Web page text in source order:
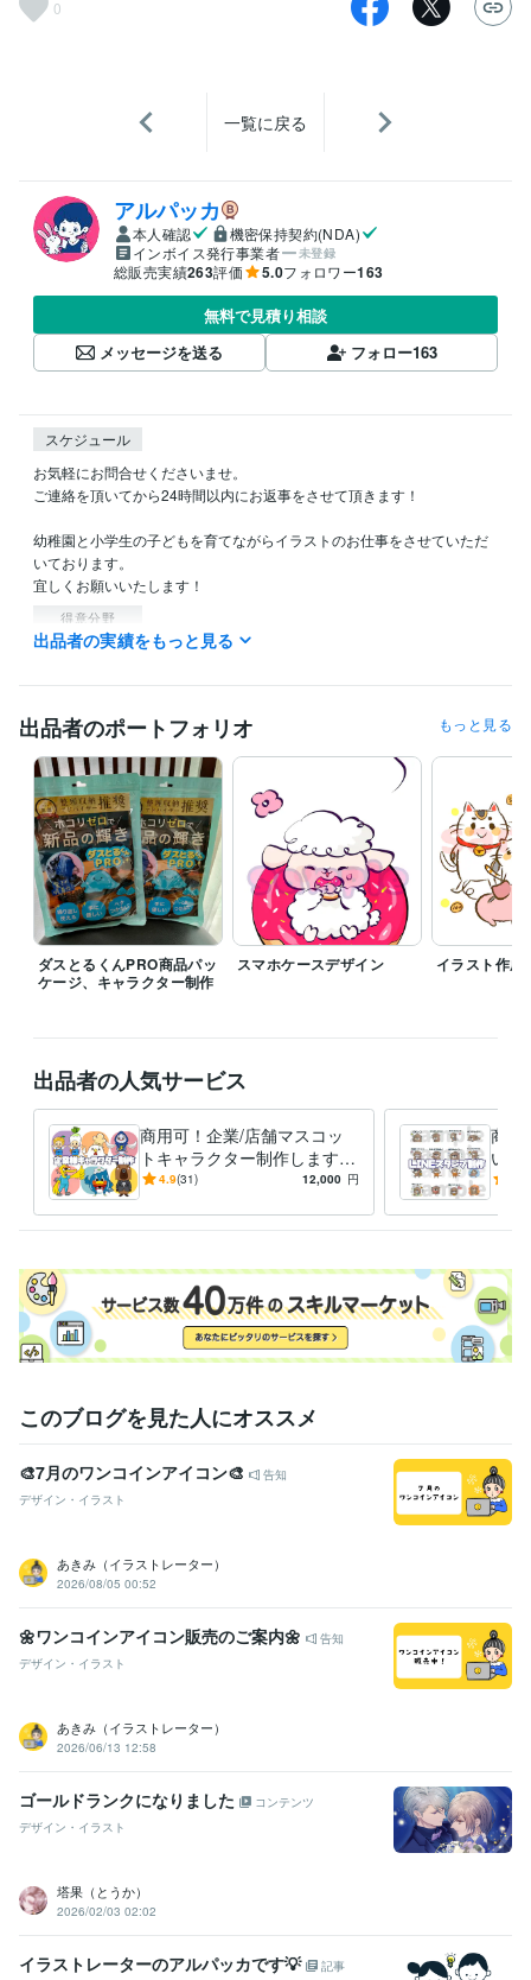
0
一覧に戻る
アルパッカ
本人確認
機密保持契約(NDA)
インボイス発行事業者
未登録
総販売実績263評価 5.0フォロワー163
無料で見積り相談
メッセージを送る
フォロー163
スケジュール
お気軽にお問合せくださいませ。
ご連絡を頂いてから24時間以内にお返事をさせて頂きます！
幼稚園と小学生の子どもを育てながらイラストのお仕事をさせていただ
いております。
宜しくお願いいたします！
得意分野
イラスト作成・漫画制作 ふんわり可愛いイラストを描きます
イラスト アイコン
出品者の実績をもっと見る
出品者のポートフォリオ もっと見る
ダスとるくんPRO商品パッ
ケージ、キャラクター制作
スマホケースデザイン イラスト作成
出品者の人気サービス
商用可！企業/店舗マスコッ
トキャラクター制作します
★ココナラ販売実績260件★
4.9(31) 12,000 円
商用
いス
人・
このブログを見た人にオススメ
🎨7月のワンコインアイコン🎨
告知
デザイン・イラスト
あきみ（イラストレーター）
2026/08/05 00:52
🌼ワンコインアイコン販売のご案内🌼
告知
デザイン・イラスト
あきみ（イラストレーター）
2026/06/13 12:58
ゴールドランクになりました
コンテンツ
デザイン・イラスト
塔果（とうか）
2026/02/03 02:02
イラストレーターのアルパッカです💡
記事